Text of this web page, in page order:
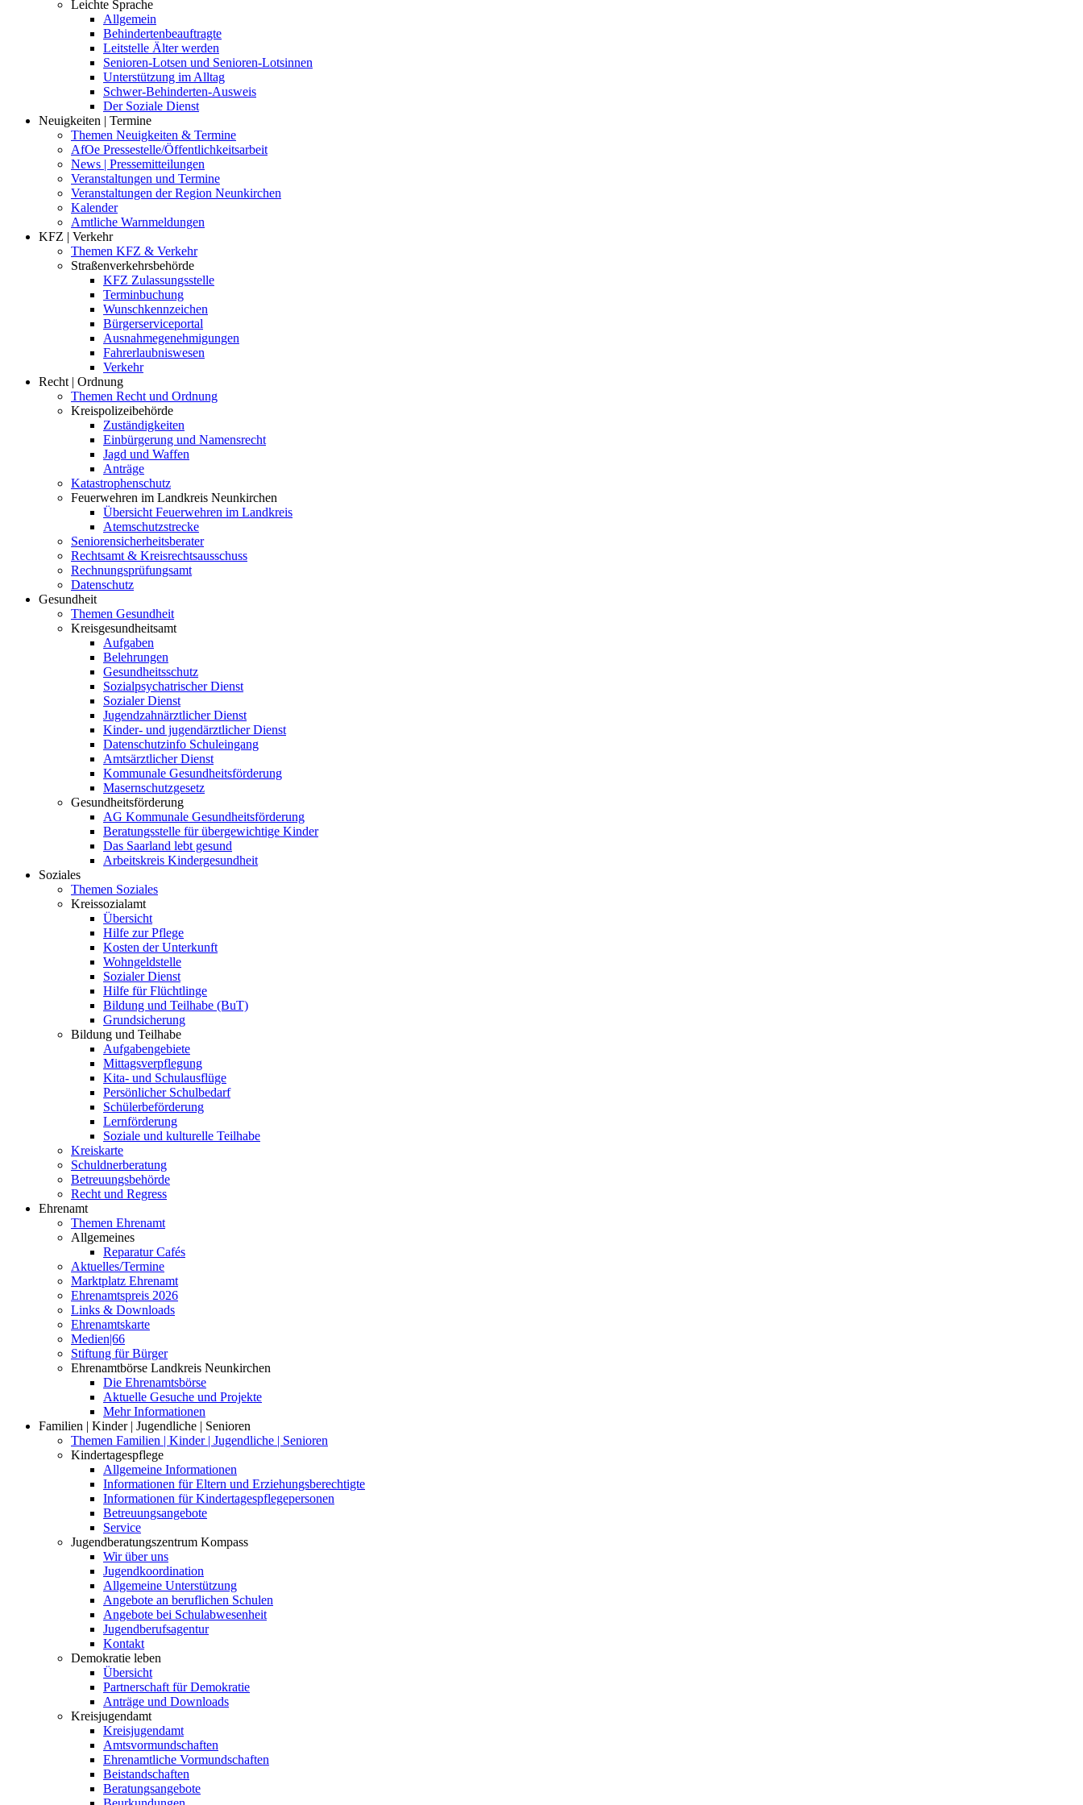
Leichte Sprache
Allgemein
Behindertenbeauftragte
Leitstelle Älter werden
Senioren-Lotsen und Senioren-Lotsinnen
Unterstützung im Alltag
Schwer-Behinderten-Ausweis
Der Soziale Dienst
Neuigkeiten | Termine
Themen Neuigkeiten & Termine
AfOe Pressestelle/Öffentlichkeitsarbeit
News | Pressemitteilungen
Veranstaltungen und Termine
Veranstaltungen der Region Neunkirchen
Kalender
Amtliche Warnmeldungen
KFZ | Verkehr
Themen KFZ & Verkehr
Straßenverkehrsbehörde
KFZ Zulassungsstelle
Terminbuchung
Wunschkennzeichen
Bürgerserviceportal
Ausnahmegenehmigungen
Fahrerlaubniswesen
Verkehr
Recht | Ordnung
Themen Recht und Ordnung
Kreispolizeibehörde
Zuständigkeiten
Einbürgerung und Namensrecht
Jagd und Waffen
Anträge
Katastrophenschutz
Feuerwehren im Landkreis Neunkirchen
Übersicht Feuerwehren im Landkreis
Atemschutzstrecke
Seniorensicherheitsberater
Rechtsamt & Kreisrechtsausschuss
Rechnungsprüfungsamt
Datenschutz
Gesundheit
Themen Gesundheit
Kreisgesundheitsamt
Aufgaben
Belehrungen
Gesundheitsschutz
Sozialpsychatrischer Dienst
Sozialer Dienst
Jugendzahnärztlicher Dienst
Kinder- und jugendärztlicher Dienst
Datenschutzinfo Schuleingang
Amtsärztlicher Dienst
Kommunale Gesundheitsförderung
Masernschutzgesetz
Gesundheitsförderung
AG Kommunale Gesundheitsförderung
Beratungsstelle für übergewichtige Kinder
Das Saarland lebt gesund
Arbeitskreis Kindergesundheit
Soziales
Themen Soziales
Kreissozialamt
Übersicht
Hilfe zur Pflege
Kosten der Unterkunft
Wohngeldstelle
Sozialer Dienst
Hilfe für Flüchtlinge
Bildung und Teilhabe (BuT)
Grundsicherung
Bildung und Teilhabe
Aufgabengebiete
Mittagsverpflegung
Kita- und Schulausflüge
Persönlicher Schulbedarf
Schülerbeförderung
Lernförderung
Soziale und kulturelle Teilhabe
Kreiskarte
Schuldnerberatung
Betreuungsbehörde
Recht und Regress
Ehrenamt
Themen Ehrenamt
Allgemeines
Reparatur Cafés
Aktuelles/Termine
Marktplatz Ehrenamt
Ehrenamtspreis 2026
Links & Downloads
Ehrenamtskarte
Medien|66
Stiftung für Bürger
Ehrenamtbörse Landkreis Neunkirchen
Die Ehrenamtsbörse
Aktuelle Gesuche und Projekte
Mehr Informationen
Familien | Kinder | Jugendliche | Senioren
Themen Familien | Kinder | Jugendliche | Senioren
Kindertagespflege
Allgemeine Informationen
Informationen für Eltern und Erziehungsberechtigte
Informationen für Kindertagespflegepersonen
Betreuungsangebote
Service
Jugendberatungszentrum Kompass
Wir über uns
Jugendkoordination
Allgemeine Unterstützung
Angebote an beruflichen Schulen
Angebote bei Schulabwesenheit
Jugendberufsagentur
Kontakt
Demokratie leben
Übersicht
Partnerschaft für Demokratie
Anträge und Downloads
Kreisjugendamt
Kreisjugendamt
Amtsvormundschaften
Ehrenamtliche Vormundschaften
Beistandschaften
Beratungsangebote